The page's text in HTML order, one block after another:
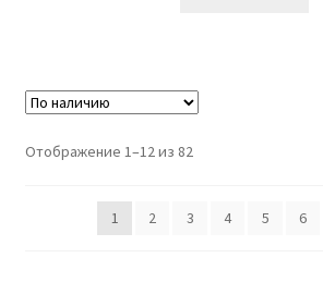
Отображение 1–12 из 82
1 2 3 4 5 6